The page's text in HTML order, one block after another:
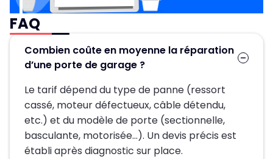
FAQ
Combien coûte en moyenne la réparation
d’une porte de garage ?
Le tarif dépend du type de panne (ressort
cassé, moteur défectueux, câble détendu,
etc.) et du modèle de porte (sectionnelle,
basculante, motorisée…). Un devis précis est
établi après diagnostic sur place.